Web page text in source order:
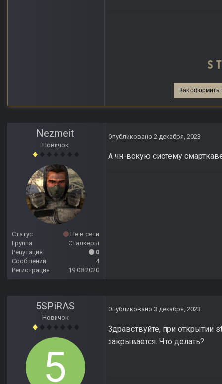
Как оформить
Nezmeit
Новичок
Статус
Не в сети
Группа
Сталкеры
Репутация
0
Сообщений
4
Регистрация
19.08.2020
Опубликовано 2 декабря, 2023
А чн-вскую систему
5SPiRAS
Новичок
Опубликовано 3 декабря, 2023
Здравствуйте, при открытии
закрывается. Что делать?